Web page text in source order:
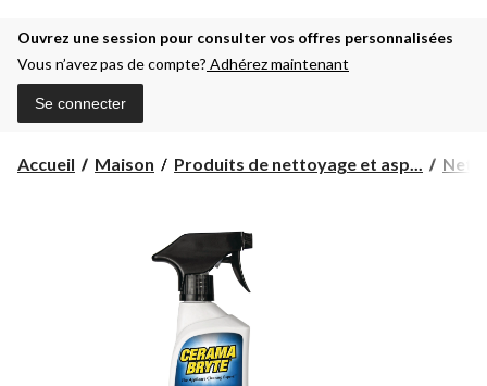
Ouvrez une session pour consulter vos offres personnalisées
Vous n’avez pas de compte? Adhérez maintenant
Se connecter
Accueil Maison Produits de nettoyage et asp...